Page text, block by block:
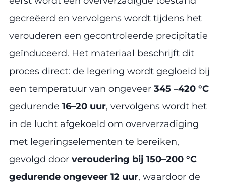
gecreëerd en vervolgens wordt tijdens het
verouderen een gecontroleerde precipitatie
geïnduceerd. Het materiaal beschrijft dit
proces direct: de legering wordt gegloeid bij
een temperatuur van ongeveer 345 –420 °C
gedurende 16–20 uur, vervolgens wordt het
in de lucht afgekoeld om oververzadiging
met legeringselementen te bereiken,
gevolgd door veroudering bij 150–200 °C
gedurende ongeveer 12 uur, waardoor de